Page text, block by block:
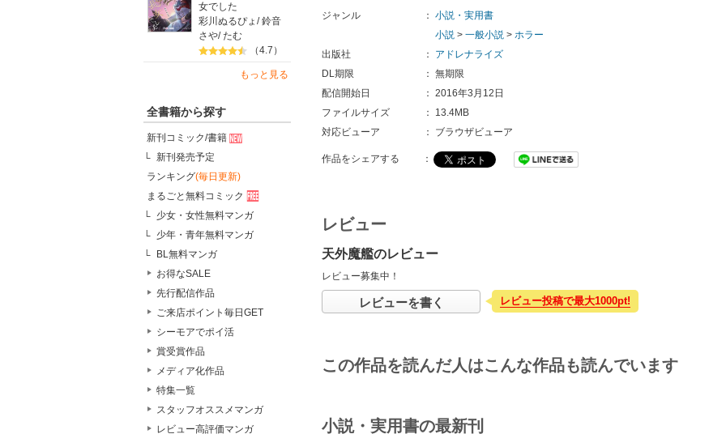
女でした
彩川ぬるぴょ /鈴音
さや/たむ
（4.7）
もっと見る
全書籍から探す
新刊コミック/書籍
新刊発売予定
ランキング(毎日更新)
まるごと無料コミック
少女・女性無料マンガ
少年・青年無料マンガ
BL無料マンガ
お得なSALE
先行配信作品
ご来店ポイント毎日GET
シーモアでポイ活
賞受賞作品
メディア化作品
特集一覧
スタッフオススメマンガ
レビュー高評価マンガ
ジャンル ： 小説・実用書
小説 > 一般小説 > ホラー
出版社
：
アドレナライズ
DL期限
： 無期限
配信開始日
： 2016年3月12日
ファイルサイズ
：
13.4MB
対応ビューア
： ブラウザビューア
作品をシェアする ：
レビュー
天外魔艦のレビュー
レビュー募集中！
レビューを書く レビュー投稿で最大1000pt!
この作品を読んだ人はこんな作品も読んでいます
小説・実用書の最新刊